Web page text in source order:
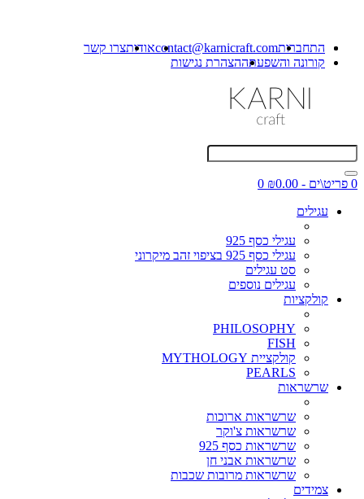
התחברותcontact@karnicraft.comאודותצרו קשר
קורונה והשפעתההצהרת נגישות
0 פריט\ים - ₪0.00
0
עגילים
עגילי כסף 925
עגילי כסף 925 בציפוי זהב מיקרוני
סט עגילים
עגילים נוספים
קולקציות
PHILOSOPHY
FISH
קולקציית MYTHOLOGY
PEARLS
שרשראות
שרשראות ארוכות
שרשראות צ'וקר
שרשראות כסף 925
שרשראות אבני חן
שרשראות מרובות שכבות
צמידים